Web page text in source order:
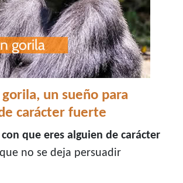
un sueño para
carácter fuerte
que eres alguien de carácter
no se deja persuadir